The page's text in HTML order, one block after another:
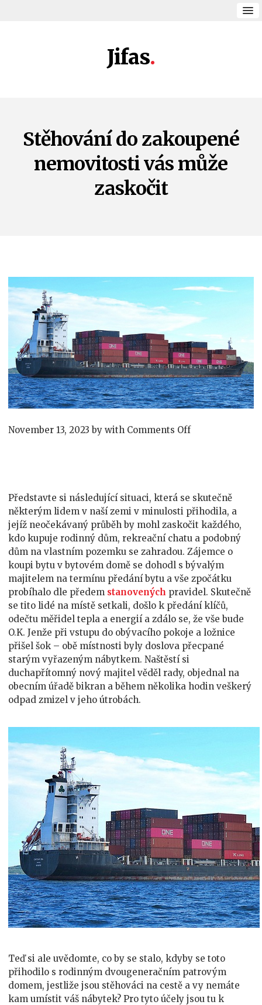
Jifas
Stěhování do zakoupené
nemovitosti vás může
zaskočit
November 13, 2023 bywith Comments Offon
vás
může
zaskočit
Představte si následující situaci, která se skutečně
některým lidem v naší zemi v minulosti přihodila, a
jejíž neočekávaný průběh by mohl zaskočit každého,
kdo kupuje rodinný dům, rekreační chatu a podobný
dům na vlastním pozemku se zahradou. Zájemce o
koupi bytu v bytovém domě se dohodl s bývalým
majitelem na termínu předání bytu a vše zpočátku
probíhalo dle předem stanovených pravidel. Skutečně
se tito lidé na místě setkali, došlo k předání klíčů,
odečtu měřidel tepla a energií a zdálo se, že vše bude
O.K. Jenže při vstupu do obývacího pokoje a ložnice
přišel šok – obě místnosti byly doslova přecpané
starým vyřazeným nábytkem. Naštěstí si
duchapřítomný nový majitel věděl rady, objednal na
obecním úřadě bikran a během několika hodin veškerý
odpad zmizel v jeho útrobách.
Teď si ale uvědomte, co by se stalo, kdyby se toto
přihodilo s rodinným dvougeneračním patrovým
domem, jestliže jsou stěhováci na cestě a vy nemáte
kam umístit váš nábytek? Pro tyto účely jsou tu k